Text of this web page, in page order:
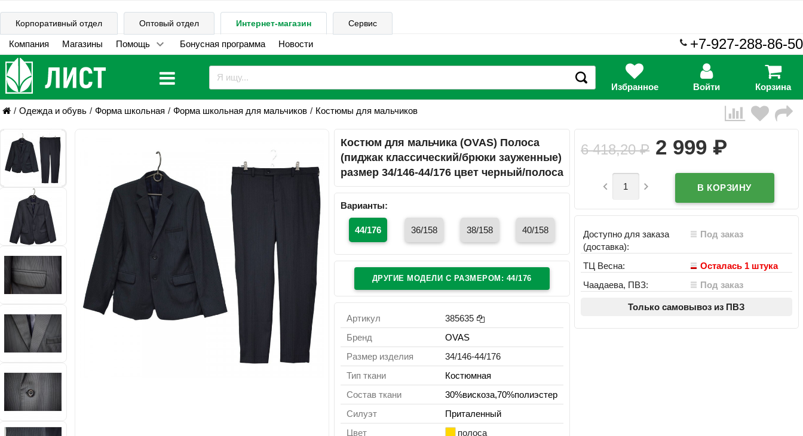
Корпоративный отдел Оптовый отдел Интернет-магазин Сервис
Компания Магазины Помощь Бонусная программа Новости +7-927-288-86-50
Избранное Войти Корзина
Одежда и обувь Форма школьная Форма школьная для мальчиков Костюмы для мальчиков
Костюм для мальчика (OVAS) Полоса
(пиджак классический/брюки зауженные)
размер 34/146-44/176 цвет черный/полоса
Варианты:
44/176 36/158 38/158 40/158
ДРУГИЕ МОДЕЛИ C РАЗМЕРОМ: 44/176
Артикул
385635
Бренд
OVAS
Размер изделия
34/146-44/176
Тип ткани
Костюмная
Состав ткани
30%вискоза,70%полиэстер
Силуэт
Приталенный
Цвет
полоса
6 418,20₽ 2 999 ₽
 
Доступно для заказа
(доставка):
Под заказ
ТЦ Весна:
Осталась 1 штука
Чаадаева, ПВЗ:
Под заказ
Только самовывоз из ПВЗ